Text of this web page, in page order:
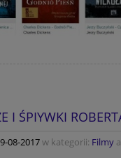
I ŚPIYWKI
08-2017w kategorii: Filmy